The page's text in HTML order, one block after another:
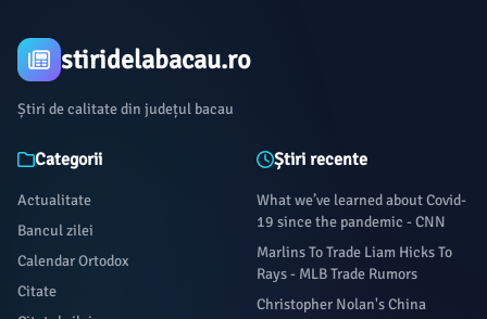
stiridelabacau.ro
Știri de calitate din județul bacau
Categorii
Actualitate
Bancul zilei
Calendar Ortodox
Citate
Știri recente
What we’ve learned about Covid-
19 since the pandemic - CNN
Marlins To Trade Liam Hicks To
Rays - MLB Trade Rumors
Christopher Nolan's China